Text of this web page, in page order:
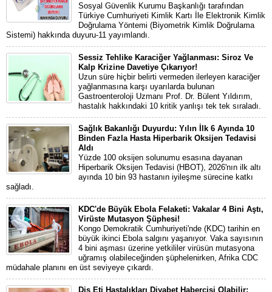
Sosyal Güvenlik Kurumu Başkanlığı tarafından
Türkiye Cumhuriyeti Kimlik Kartı İle Elektronik Kimlik
Doğrulama Yöntemi (Biyometrik Kimlik Doğrulama
Sistemi) hakkında duyuru-11 yayımlandı.
Sessiz Tehlike Karaciğer Yağlanması: Siroz Ve
Kalp Krizine Davetiye Çıkarıyor!
Uzun süre hiçbir belirti vermeden ilerleyen karaciğer
yağlanmasına karşı uyarılarda bulunan
Gastroenteroloji Uzmanı Prof. Dr. Bülent Yıldırım,
hastalık hakkındaki 10 kritik yanlışı tek tek sıraladı.
Sağlık Bakanlığı Duyurdu: Yılın İlk 6 Ayında 10
Binden Fazla Hasta Hiperbarik Oksijen Tedavisi
Aldı
Yüzde 100 oksijen solunumu esasına dayanan
Hiperbarik Oksijen Tedavisi (HBOT), 2026'nın ilk altı
ayında 10 bin 93 hastanın iyileşme sürecine katkı
sağladı.
KDC'de Büyük Ebola Felaketi: Vakalar 4 Bini Aştı,
Virüste Mutasyon Şüphesi!
Kongo Demokratik Cumhuriyeti'nde (KDC) tarihin en
büyük ikinci Ebola salgını yaşanıyor. Vaka sayısının
4 bini aşması üzerine yetkililer virüsün mutasyona
uğramış olabileceğinden şüphelenirken, Afrika CDC
müdahale planını en üst seviyeye çıkardı.
Diş Eti Hastalıkları Diyabet Habercisi Olabilir: